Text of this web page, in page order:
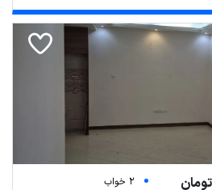
2 خواب